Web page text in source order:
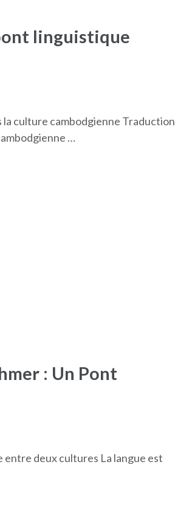
linguistique
culture cambodgienne Traduction
…
: Un Pont
entre deux cultures La langue est